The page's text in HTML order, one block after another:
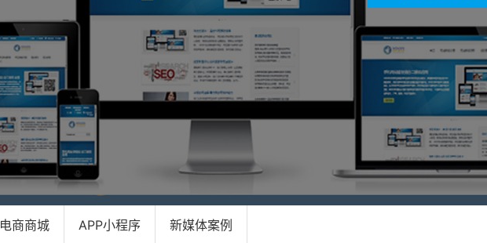
电商商城 APP小程序 新媒体案例